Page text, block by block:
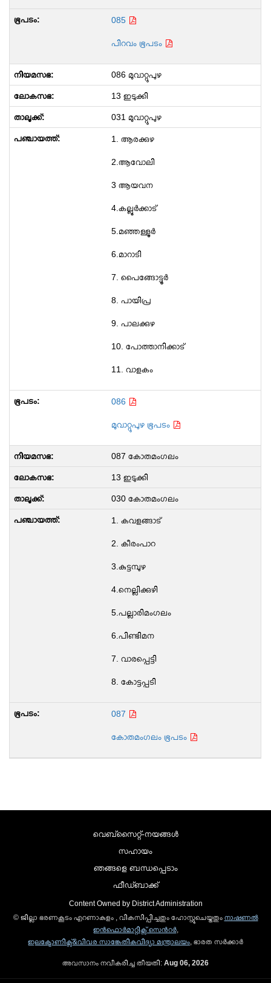
085
പിറവം ഭൂപടം
086 മുവാറ്റുപുഴ
13 ഇടുക്കി
031 മുവാറ്റുപുഴ
1. ആരക്കുഴ
2.ആവോലി
3 ആയവന
4.കല്ലൂർക്കാട്
5.മഞ്ഞള്ളൂർ
6.മാറാടി
7. പൈങ്ങോട്ടൂർ
8. പായിപ്ര
9. പാലക്കുഴ
10. പോത്താനിക്കാട്
11. വാളകം
086
മുവാറ്റുപുഴ ഭൂപടം
087 കോതമംഗലം
13 ഇടുക്കി
030 കോതമംഗലം
1. കവളങ്ങാട്
2. കീരംപാറ
3.കുട്ടമ്പുഴ
4.നെല്ലിക്കുഴി
5.പല്ലാരിമംഗലം
6.പിണ്ടിമന
7. വാരപ്പെട്ടി
8. കോട്ടപ്പടി
087
കോതമംഗലം ഭൂപടം
വെബ്സൈറ്റ്-നയങ്ങള്‍
സഹായം
ഞങ്ങളെ ബന്ധപ്പെടാം
ഫീഡ്ബാക്ക്
Content Owned by District Administration
© ജില്ലാ ഭരണകൂടം എറണാകുളം , വികസിപ്പിച്ചതും ഹോസ്റ്റുചെയ്തതും നാഷണല്‍
ഇന്‍ഫൊര്‍മാറ്റിക്സ് സെന്‍റര്‍,
ഇലക്ട്രോണിക്സ്&വിവര സാങ്കേതികവിദ്യാ മന്ത്രാലയം, ഭാരത സര്‍ക്കാര്‍
അവസാനം നവീകരിച്ച തീയതി: Aug 06, 2026